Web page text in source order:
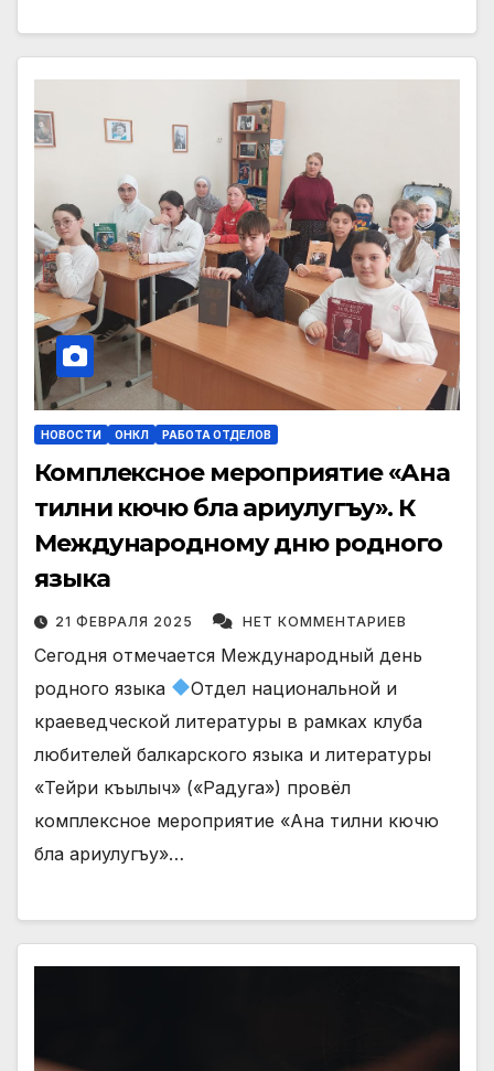
НОВОСТИ ОНКЛ РАБОТА ОТДЕЛОВ
Комплексное мероприятие «Ана
тилни кючю бла ариулугъу». К
Международному дню родного
языка
21 ФЕВРАЛЯ 2025 НЕТ КОММЕНТАРИЕВ
Сегодня отмечается Международный день
родного языка
Отдел национальной и
краеведческой литературы в рамках клуба
любителей балкарского языка и литературы
«Тейри къылыч» («Радуга») провёл
комплексное мероприятие «Ана тилни кючю
бла ариулугъу»…